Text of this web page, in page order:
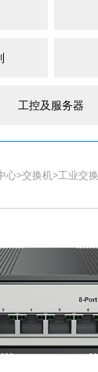
工控及服务器
心>交换机>工业交